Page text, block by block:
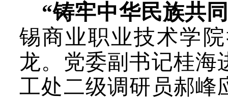
“铸牢中华民族共
锡商业职业技术学
龙。党委副书记桂海
工处二级调研员郝峰